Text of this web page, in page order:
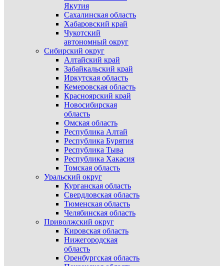
Якутия
Сахалинская область
Хабаровский край
Чукотский
автономный округ
Сибирский округ
Алтайский край
Забайкальский край
Иркутская область
Кемеровская область
Красноярский край
Новосибирская
область
Омская область
Республика Алтай
Республика Бурятия
Республика Тыва
Республика Хакасия
Томская область
Уральский округ
Курганская область
Свердловская область
Тюменская область
Челябинская область
Приволжский округ
Кировская область
Нижегородская
область
Оренбургская область